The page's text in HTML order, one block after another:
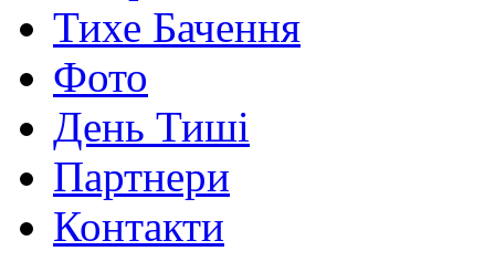
Тихе Бачення
Фото
День Тиші
Партнери
Контакти